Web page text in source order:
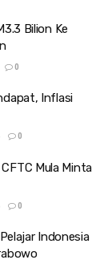
Bilion Ke
0
Inflasi
0
Mula Minta
0
Indonesia